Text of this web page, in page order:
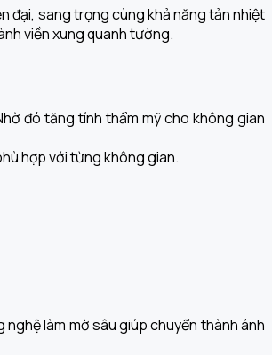
đại, sang trọng cùng khả năng tản nhiệt
viền xung quanh tường.
đó tăng tính thẩm mỹ cho không gian
hợp với từng không gian.
làm mờ sâu giúp chuyển thành ánh